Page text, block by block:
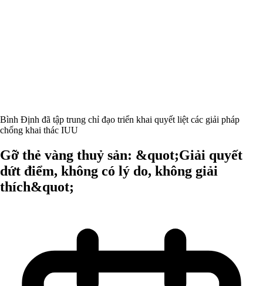
Bình Định đã tập trung chỉ đạo triển khai quyết liệt các giải pháp
chống khai thác IUU
Gỡ thẻ vàng thuỷ sản: &quot;Giải quyết
dứt điểm, không có lý do, không giải
thích&quot;